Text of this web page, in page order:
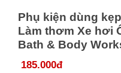
Phụ kiện dùng
Làm thơm Xe hơi
Bath & Body
185.000đ